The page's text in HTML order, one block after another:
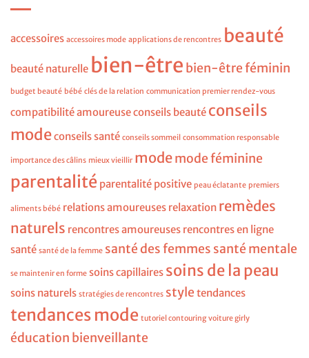
accessoires accessoires mode applications de rencontres beauté
beauté naturelle bien-être bien-être féminin
budget beauté bébé clés de la relation communication premier rendez-vous
compatibilité amoureuseconseils beauté conseils
modeconseils santé conseils sommeil consommation responsable
importance des câlins mieux vieillir modemode féminine
parentalité parentalité positive peau éclatante premiers
aliments bébé relations amoureuses relaxation remèdes
naturels rencontres amoureuses rencontres en ligne
santé santé de la femme santé des femmes santé mentale
se maintenir en forme soins capillaires soins de la peau
soins naturels stratégies de rencontres style tendances
tendances mode tutoriel contouring voiture girly
éducation bienveillante